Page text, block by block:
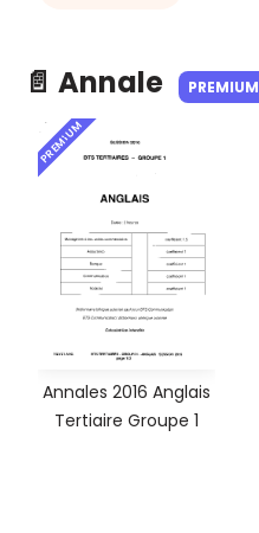
📄 Annale PREMIUM
PREMIUM
Annales 2016 Anglais
Tertiaire Groupe 1